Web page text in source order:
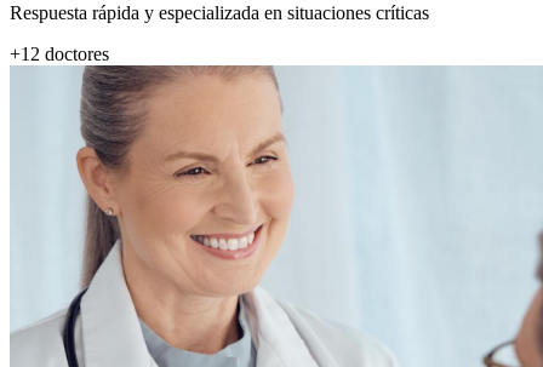
Respuesta rápida y especializada en situaciones críticas
+12 doctores